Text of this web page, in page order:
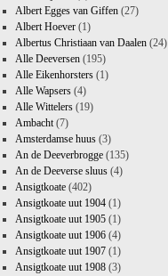
Albert Egges van Giffen(27)
Albert Hoever(1)
Albertus Christiaan van Daalen(24)
Alle Deeversen(195)
Alle Eikenhorsters(1)
Alle Wapsers(4)
Alle Wittelers(19)
Ambacht(7)
Amsterdamse huus(3)
An de Deeverbrogge(135)
An de Deeverse sluus(4)
Ansigtkoate(402)
Ansigtkoate uut 1904(1)
Ansigtkoate uut 1905(1)
Ansigtkoate uut 1906(4)
Ansigtkoate uut 1907(1)
Ansigtkoate uut 1908(3)